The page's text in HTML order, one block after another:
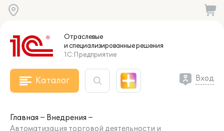
Отраслевые
и специализированныерешения
1С:Предприятие
Каталог Вход
Главная
Внедрения
Автоматизация торговой деятельности и